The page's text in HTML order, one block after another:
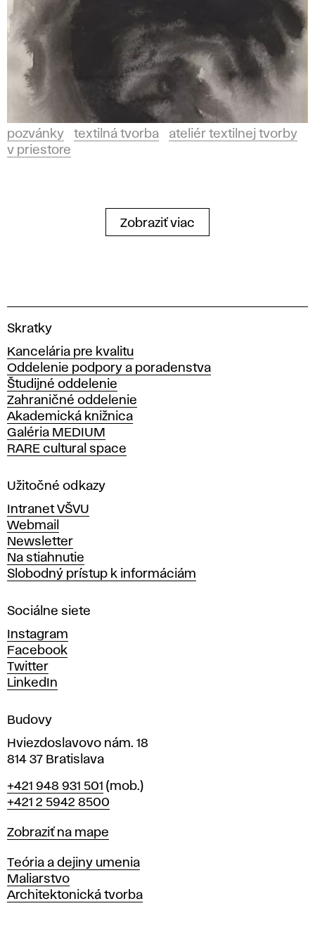
pozvánky textilná tvorba
ateliér textilnej tvorby
v priestore
Zobraziť viac
V
s
o
k
á
š
k
o
a
ý
t
v
a
r
ý
c
h
u
m
e
í
v
r
a
i
l
a
v
Skratky
Kancelária pre kvalitu
Oddelenie podpory a poradenstva
Študijné oddelenie
Zahraničné oddelenie
Akademická knižnica
Galéria MEDIUM
RARE cultural space
Užitočné odkazy
Intranet VŠVU
Webmail
Newsletter
Na stiahnutie
Slobodný prístup k informáciám
Sociálne siete
Instagram
Facebook
Twitter
LinkedIn
Budovy
Hviezdoslavovo nám. 18
814 37 Bratislava
Telefón
+421 948 931 501 (mob.)
+421 2 5942 8500
Mapa
Zobraziť na mape
Katedry
Teória a dejiny umenia
Maliarstvo
Architektonická tvorba